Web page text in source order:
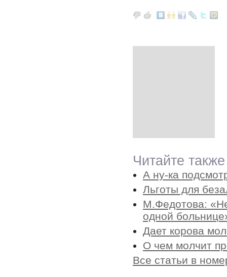
Читайте
А ну-ка
Льготы для
М.Федотова:
одной
Дает корова
О чем молчит
Все статьи в